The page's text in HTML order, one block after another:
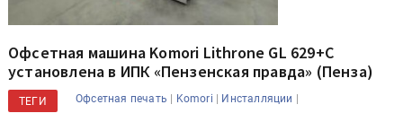
Офсетная машина Komori Lithrone GL 629+C
установлена в ИПК «Пензенская правда» (Пенза)
ТЕГИ Офсетная печать | Komori | Инсталляции |